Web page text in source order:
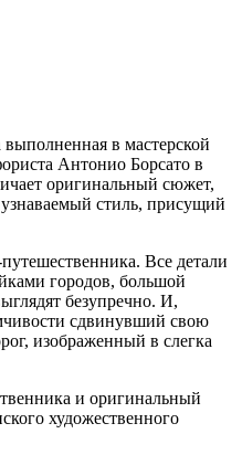
в мастерской
Антонио Борсато в
оригинальный сюжет,
стиль, присущий
Все детали
городов, большой
безупречно. И,
сдвинувший свою
изображенный в слегка
и оригинальный
художественного